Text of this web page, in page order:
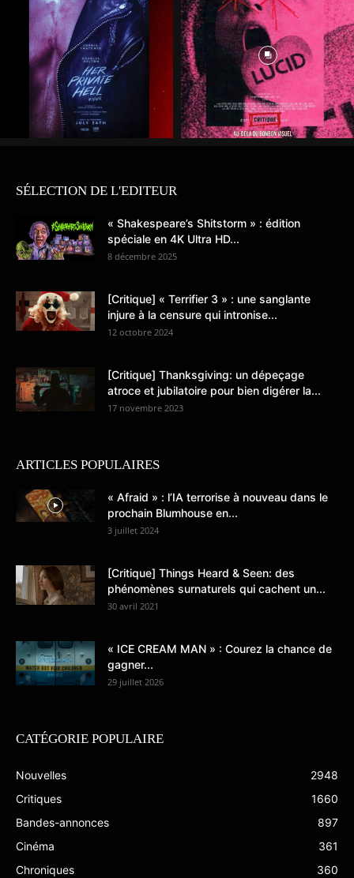
SÉLECTION DE L'EDITEUR
« Shakespeare’s Shitstorm » : édition
spéciale en 4K Ultra HD...
8 décembre 2025
[Critique] « Terrifier 3 » : une sanglante
injure à la censure qui intronise...
12 octobre 2024
[Critique] Thanksgiving: un dépeçage
atroce et jubilatoire pour bien digérer la...
17 novembre 2023
ARTICLES POPULAIRES
« Afraid » : l’IA terrorise à nouveau dans le
prochain Blumhouse en...
3 juillet 2024
[Critique] Things Heard & Seen: des
phénomènes surnaturels qui cachent un...
30 avril 2021
« ICE CREAM MAN » : Courez la chance de
gagner...
29 juillet 2026
CATÉGORIE POPULAIRE
Nouvelles
2948
Critiques
1660
Bandes-annonces
897
Cinéma
361
Chroniques
360